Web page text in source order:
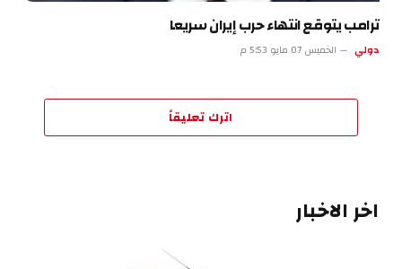
ترامب يتوقع انتهاء حرب إيران سريعا
دولي الخميس 07 مايو 5:53 م
اترك تعليقاً
اخر الاخبار